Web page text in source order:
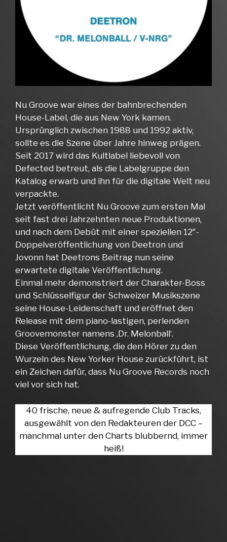
Nu Groove war eines der bahnbrechenden
House-Label, die aus New York kamen.
Ursprünglich zwischen 1988 und 1992 aktiv,
sollte es die Szene über Jahre hinweg prägen.
Seit 2017 wird das Kultlabel liebevoll von
Defected betreut, als die Labelgruppe den
Katalog erwarb und ihn für die digitale Welt neu
verpackte.
Jetzt veröffentlicht Nu Groove zum ersten Mal
seit fast drei Jahrzehnten neue Produktionen,
und nach dem Debüt mit einer speziellen 12″-
Doppelveröffentlichung von Deetron und
Jovonn hat Deetrons Beitrag nun seine
erwartete digitale Veröffentlichung.
Einmal mehr demonstriert der Charakter-Boss
und Schlüsselfigur der Schweizer Musikszene
seine House-Leidenschaft und eröffnet den
Release mit dem piano-lastigen, perlenden
Groovemonster namens ‚Dr. Melonball‘.
Diese Veröffentlichung, die den Hörer zu den
Wurzeln des New Yorker House zurückführt, ist
ein Zeichen dafür, dass Nu Groove Records noch
viel vor sich hat.
40 frische, neue & aufregende Club Tracks,
ausgewählt von den Redakteuren der DCC –
manchmal unter den Charts blubbernd, immer
heiß!